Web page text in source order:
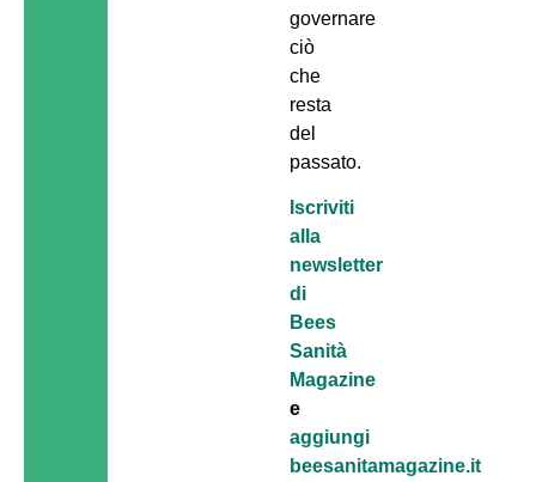
governare
ciò
che
resta
del
passato.
Iscriviti
alla
newsletter
di
Bees
Sanità
Magazine
e
aggiungi
beesanitamagazine.it